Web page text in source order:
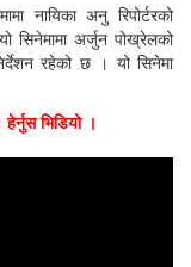
नायिका अनु रिपोर्टरको
सिनेमामा अर्जुन पोख्रेलको
रहेको छ । यो सिनेमा
भिडियो ।